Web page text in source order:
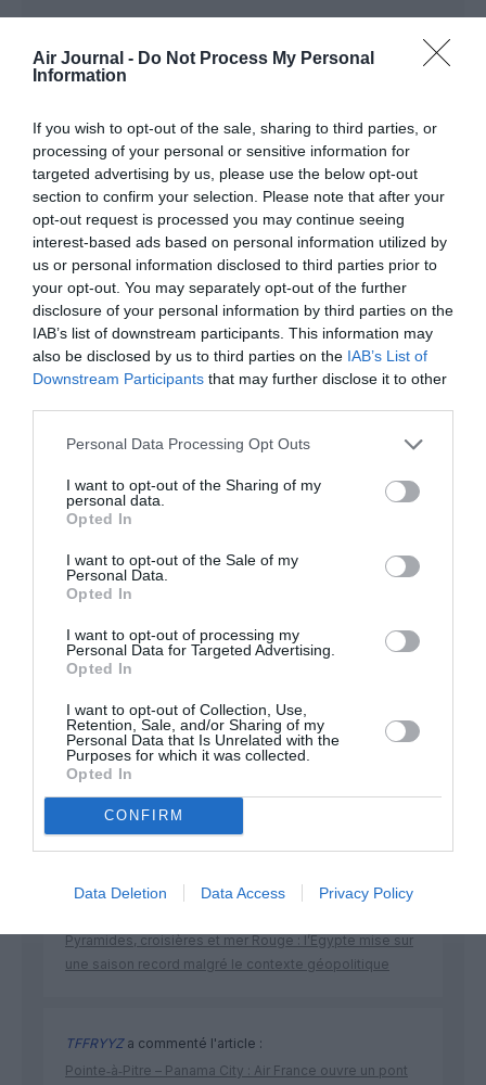
Air Journal - Do Not Process My Personal
Information
If you wish to opt-out of the sale, sharing to third parties, or
processing of your personal or sensitive information for
targeted advertising by us, please use the below opt-out
section to confirm your selection. Please note that after your
opt-out request is processed you may continue seeing
interest-based ads based on personal information utilized by
us or personal information disclosed to third parties prior to
your opt-out. You may separately opt-out of the further
disclosure of your personal information by third parties on the
IAB’s list of downstream participants. This information may
also be disclosed by us to third parties on the IAB’s List of
Downstream Participants that may further disclose it to other
Personal Data Processing Opt Outs
I want to opt-out of the Sharing of my
personal data.
Opted In
I want to opt-out of the Sale of my
Personal Data.
Opted In
I want to opt-out of processing my
Personal Data for Targeted Advertising.
Opted In
I want to opt-out of Collection, Use,
Retention, Sale, and/or Sharing of my
Personal Data that Is Unrelated with the
Purposes for which it was collected.
Opted In
CONFIRM
Data Deletion Data Access Privacy Policy
And just like that...
desservait déjà par le passé avant le Covid et la
restructuration de leur réseau après les pertes colossales
dues aux investissements désastreux chez Alitalia, Air Berlin
et Jet Airways.
Rappelons-nous que le sous-continent indien était à la base
la raison d’être des ME3.
RÉPONDRE
LAISSER UN COMMENTAIRE
FAIRE UN DON
développement !
NOUS SOUTENIR
DERNIERS COMMENTAIRES
Pyramides, croisières et mer Rouge : l’Égypte mise sur
une saison record malgré le contexte géopolitique
TFFRYYZa commenté l'article :
Pointe‑à‑Pitre – Panama City : Air France ouvre un pont